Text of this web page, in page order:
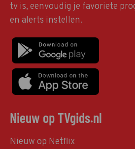
tv is, eenvoudig je favoriete
en alerts instellen.
Nieuw op TVgids.nl
Nieuw op Netflix